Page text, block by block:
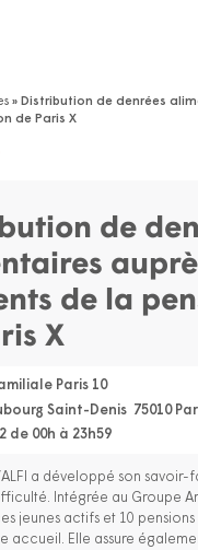
» Distribution de denrées
de Paris X
de
de la
X
Paris 10
Saint-Denis 75010
de 00h à 23h59
a développé son savoir-
Intégrée au Groupe
jeunes actifs et 10 pensions
accueil. Elle assure